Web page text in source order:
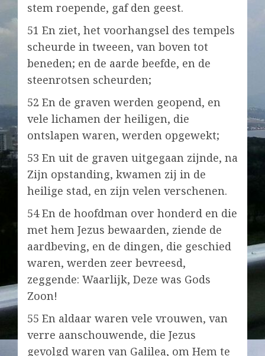
stem roepende, gaf den geest.
51 En ziet, het voorhangsel des tempels
scheurde in tweeen, van boven tot
beneden; en de aarde beefde, en de
steenrotsen scheurden;
52 En de graven werden geopend, en
vele lichamen der heiligen, die
ontslapen waren, werden opgewekt;
53 En uit de graven uitgegaan zijnde, na
Zijn opstanding, kwamen zij in de
heilige stad, en zijn velen verschenen.
54 En de hoofdman over honderd en die
met hem Jezus bewaarden, ziende de
aardbeving, en de dingen, die geschied
waren, werden zeer bevreesd,
zeggende: Waarlijk, Deze was Gods
Zoon!
55 En aldaar waren vele vrouwen, van
verre aanschouwende, die Jezus
gevolgd waren van Galilea, om Hem te